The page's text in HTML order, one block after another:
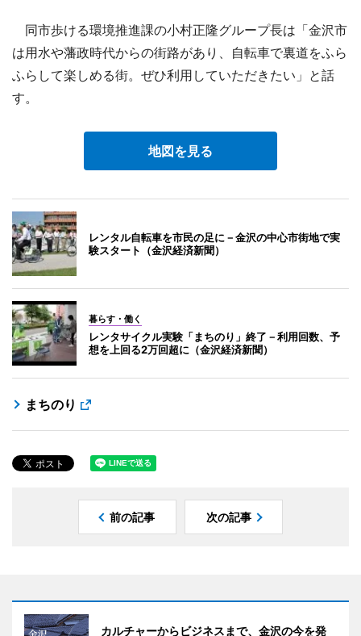
同市歩ける環境推進課の小村正隆グループ長は「金沢市
は用水や藩政時代からの街路があり、自転車で裏道をふら
ふらして楽しめる街。ぜひ利用していただきたい」と話
す。
地図を見る
レンタル自転車を市民の足に－金沢の中心市街地で実
験スタート（金沢経済新聞）
暮らす・働く
レンタサイクル実験「まちのり」終了－利用回数、予
想を上回る2万回超に（金沢経済新聞）
まちのり
前の記事 次の記事
カルチャーからビジネスまで、金沢の今を発